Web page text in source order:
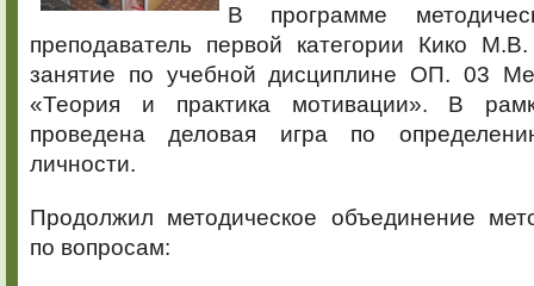
В программе
преподаватель первой категории Кико
занятие по учебной дисциплине ОП. 03
«Теория и практика мотивации». В
проведена деловая игра по
личности.
Продолжил методическое объединение
по вопросам: